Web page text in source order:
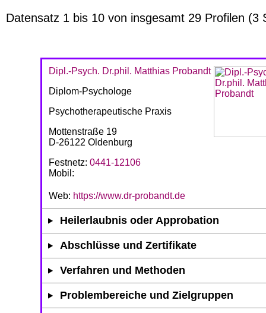
Datensatz 1 bis 10 von insgesamt 29 Profilen (3
Dipl.-Psych. Dr.phil. Matthias Probandt
Diplom-Psychologe
Psychotherapeutische Praxis
Mottenstraße 19
D-26122 Oldenburg
Festnetz: 0441-12106
Mobil:
Web: https://www.dr-probandt.de
Heilerlaubnis oder Approbation
Abschlüsse und Zertifikate
Verfahren und Methoden
Problembereiche und Zielgruppen